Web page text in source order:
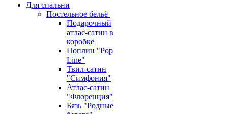
Для спальни
Постельное бельё
Подарочный
атлас-сатин в
коробке
Поплин "Pop
Line"
Твил-сатин
"Симфония"
Атлас-сатин
"Флоренция"
Бязь "Родные